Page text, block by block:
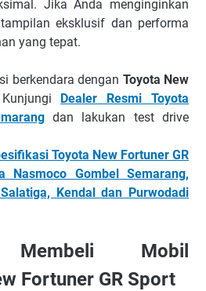
Jika Anda menginginkan
eksklusif dan performa
yang tepat.
berkendara dengan Toyota New
Dealer Resmi Toyota
dan lakukan test drive
Toyota New Fortuner GR
Nasmoco Gombel Semarang,
Kendal dan Purwodadi
Membeli Mobil
Fortuner GR Sport